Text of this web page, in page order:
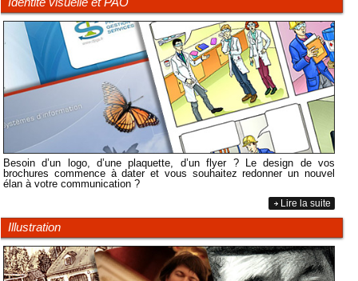
Besoin d’un logo, d’une plaquette, d’un flyer ? Le design de vos
brochures commence à dater et vous souhaitez redonner un nouvel
élan à votre communication ?
Lire la suite
Illustration